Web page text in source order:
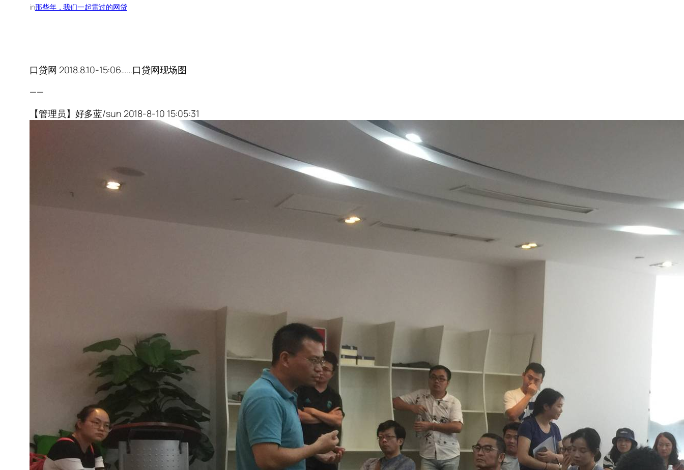
in那些年，我们一起雷过的网贷
口贷网 2018.8.10-15:06……口贷网现场图
——
【管理员】好多蓝/sun 2018-8-10 15:05:31